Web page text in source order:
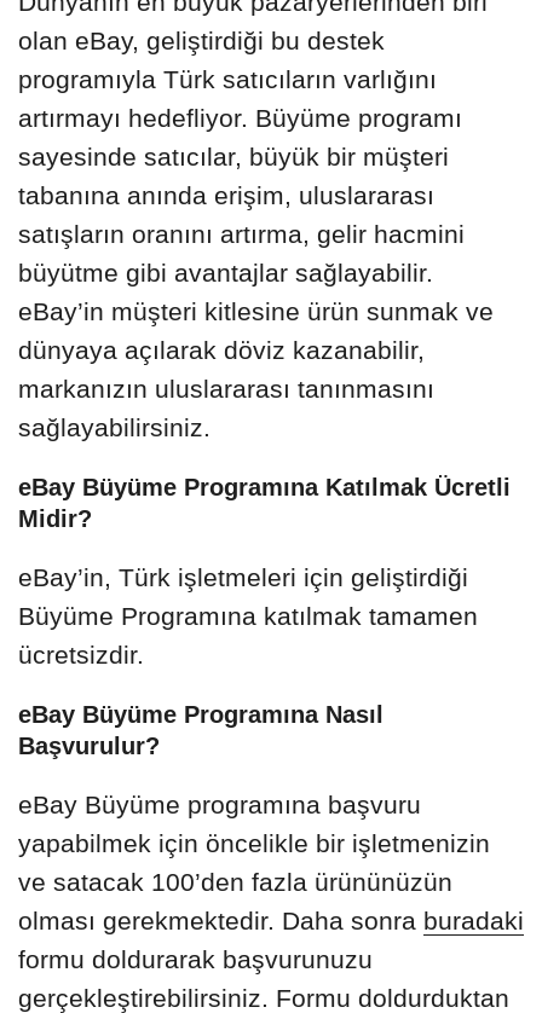
olan eBay, geliştirdiği bu destek
programıyla Türk satıcıların varlığını
artırmayı hedefliyor. Büyüme programı
sayesinde satıcılar, büyük bir müşteri
tabanına anında erişim, uluslararası
satışların oranını artırma, gelir hacmini
büyütme gibi avantajlar sağlayabilir.
eBay’in müşteri kitlesine ürün sunmak ve
dünyaya açılarak döviz kazanabilir,
markanızın uluslararası tanınmasını
sağlayabilirsiniz.
eBay Büyüme Programına Katılmak Ücretli
Midir?
eBay’in, Türk işletmeleri için geliştirdiği
Büyüme Programına katılmak tamamen
ücretsizdir.
eBay Büyüme Programına Nasıl
Başvurulur?
eBay Büyüme programına başvuru
yapabilmek için öncelikle bir işletmenizin
ve satacak 100’den fazla ürününüzün
olması gerekmektedir. Daha sonra buradaki
formu doldurarak başvurunuzu
gerçekleştirebilirsiniz. Formu doldurduktan